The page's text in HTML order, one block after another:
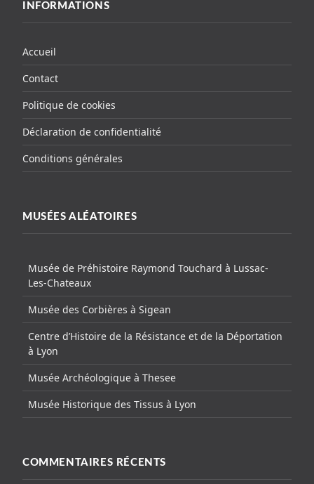
INFORMATIONS
Accueil
Contact
Politique de cookies
Déclaration de confidentialité
Conditions générales
MUSÉES ALÉATOIRES
Musée de Préhistoire Raymond Touchard à Lussac-
Les-Chateaux
Musée des Corbières à Sigean
Centre d’Histoire de la Résistance et de la Déportation
à Lyon
Musée Archéologique à Thesee
Musée Historique des Tissus à Lyon
COMMENTAIRES RÉCENTS